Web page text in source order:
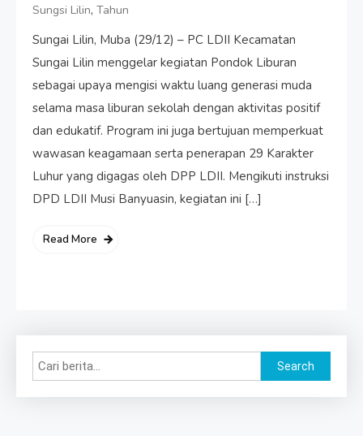
Sungsi Lilin, Tahun
Sungai Lilin, Muba (29/12) – PC LDII Kecamatan
Sungai Lilin menggelar kegiatan Pondok Liburan
sebagai upaya mengisi waktu luang generasi muda
selama masa liburan sekolah dengan aktivitas positif
dan edukatif. Program ini juga bertujuan memperkuat
wawasan keagamaan serta penerapan 29 Karakter
Luhur yang digagas oleh DPP LDII. Mengikuti instruksi
DPD LDII Musi Banyuasin, kegiatan ini […]
Read More
Search Search